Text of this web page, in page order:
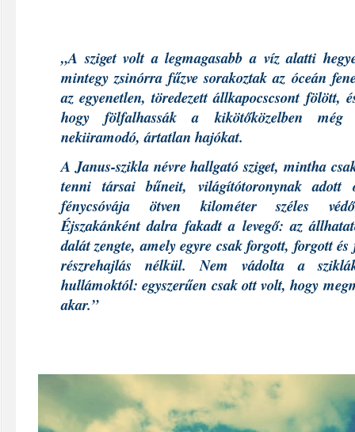
„A sziget volt a legmagasabb a víz alatti
mintegy zsinórra fűzve sorakoztak az óceán
az egyenetlen, töredezett állkapocscsont fölött,
hogy fölfalhassák a kikötőközelben még
nekiiramodó, ártatlan hajókat.
A Janus-szikla névre hallgató sziget, mintha
tenni társai bűneit, világítótoronynak adott
fénycsóvája ötven kilométer széles
Éjszakánként dalra fakadt a levegő: az
dalát zengte, amely egyre csak forgott, forgott
részrehajlás nélkül. Nem vádolta a
hullámoktól: egyszerűen csak ott volt, hogy
akar.”